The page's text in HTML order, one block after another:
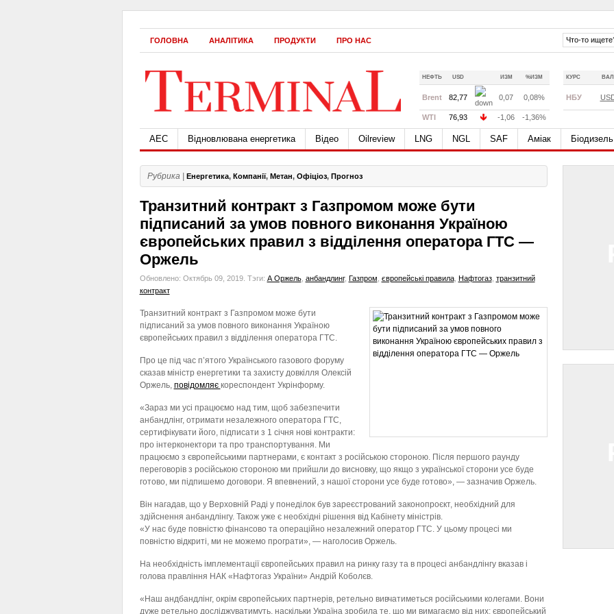
ГОЛОВНА АНАЛІТИКА ПРОДУКТИ ПРО НАС
КУРС ВАЛ
НБУ
НЕФТЬ USD ИЗМ %ИЗМ
Brent 82,77 0,07 0,08%
WTI 76,93 -1,06 -1,36%
АЕС Відновлювана енергетика Відео Oilreview LNG NGL SAF Аміак Біодизель
Рубрика | Енергетика, Компанії, Метан, Офіціоз, Прогноз
Транзитний контракт з Газпромом може бути
підписаний за умов повного виконання Україною
європейських правил з відділення оператора ГТС —
Оржель
Обновлено: Октябрь 09, 2019. Тэги: А Оржель, анбандлинг, Газпром європейські правила, Нафтогаз, транзитний
контракт
Транзитний контракт з Газпромом може бути
підписаний за умов повного виконання Україною
європейських правил з відділення оператора ГТС.
Про це під час п’ятого Українського газового форуму
сказав міністр енергетики та захисту довкілля Олексій
Оржель, повідомляє кореспондент Укрінформу.
«Зараз ми усі працюємо над тим, щоб забезпечити
анбандлінг, отримати незалежного оператора ГТС,
сертифікувати його, підписати з 1 січня нові контракти:
про інтерконектори та про транспортування. Ми
працюємо з європейськими партнерами, є контакт з російською стороною. Після першого раунду
переговорів з російською стороною ми прийшли до висновку, що якщо з української сторони усе буде
готово, ми підпишемо договори. Я впевнений, з нашої сторони усе буде готово», — зазначив Оржель.
Він нагадав, що у Верховній Раді у понеділок був зареєстрований законопроєкт, необхідний для
здійснення анбандлінгу. Також уже є необхідні рішення від Кабінету міністрів.
«У нас буде повністю фінансово та операційно незалежний оператор ГТС. У цьому процесі ми
повністю відкриті, ми не можемо програти», — наголосив Оржель.
На необхідність імплементації європейських правил на ринку газу та в процесі анбандлінгу вказав і
голова правління НАК «Нафтогаз України» Андрій Коболєв.
«Наш андбандлінг, окрім європейських партнерів, ретельно вивчатиметься російськими колегами. Вони
дуже ретельно досліджуватимуть, наскільки Україна зробила те, що ми вимагаємо від них: європейський